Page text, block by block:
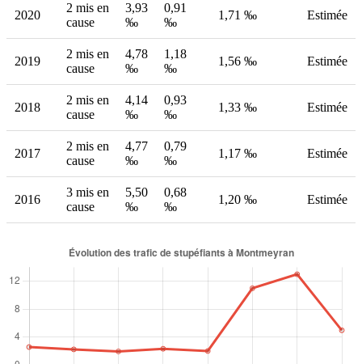
2020
2 mis en
cause
3,93
‰
0,91
‰
1,71 ‰ Estimée
2019
2 mis en
cause
4,78
‰
1,18
‰
1,56 ‰ Estimée
2018
2 mis en
cause
4,14
‰
0,93
‰
1,33 ‰ Estimée
2017
2 mis en
cause
4,77
‰
0,79
‰
1,17 ‰ Estimée
2016
3 mis en
cause
5,50
‰
0,68
‰
1,20 ‰ Estimée